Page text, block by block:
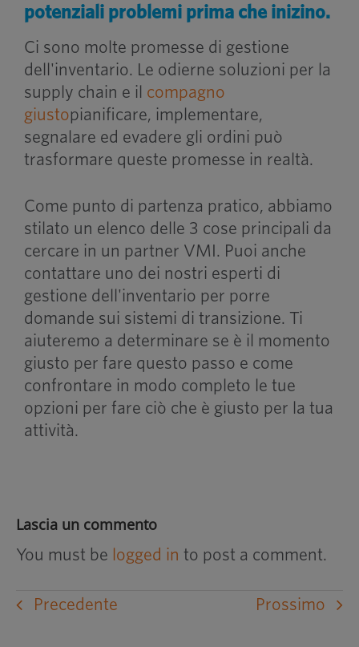
potenziali problemi prima che inizino.
Ci sono molte promesse di gestione
dell'inventario. Le odierne soluzioni per la
supply chain e il compagno
giustopianificare, implementare,
segnalare ed evadere gli ordini può
trasformare queste promesse in realtà.
Come punto di partenza pratico, abbiamo
stilato un elenco delle 3 cose principali da
cercare in un partner VMI. Puoi anche
contattare uno dei nostri esperti di
gestione dell'inventario per porre
domande sui sistemi di transizione. Ti
aiuteremo a determinare se è il momento
giusto per fare questo passo e come
confrontare in modo completo le tue
opzioni per fare ciò che è giusto per la tua
attività.
Lascia un commento
You must be logged in to post a comment.
Precedente Prossimo